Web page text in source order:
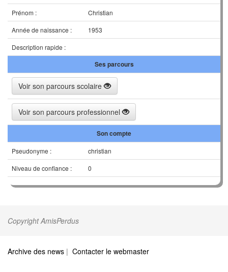
Prénom :
Christian
Année de naissance :
1953
Description rapide :
Ses parcours
Voir son parcours scolaire
Voir son parcours professionnel
Son compte
Pseudonyme :
christian
Niveau de confiance :
0
Copyright AmisPerdus
Archive des news | Contacter le webmaster